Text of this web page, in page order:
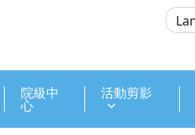
院級中
心
活動剪影